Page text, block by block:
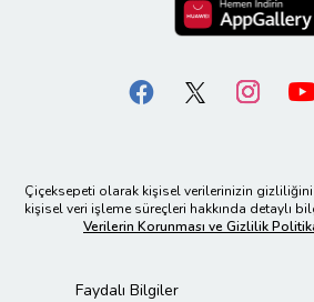
Çiçeksepeti olarak kişisel verilerinizin
kişisel veri işleme süreçleri hakkında detaylı
Verilerin Korunması ve Gizlilik
Faydalı Bilgiler